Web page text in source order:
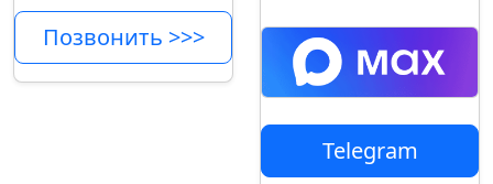
Позвонить >>>
Telegram